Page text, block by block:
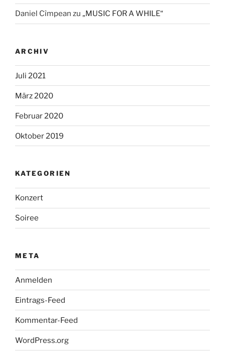
Daniel Cîmpean zu „MUSIC FOR A WHILE“
ARCHIV
Juli 2021
März 2020
Februar 2020
Oktober 2019
KATEGORIEN
Konzert
Soiree
META
Anmelden
Eintrags-Feed
Kommentar-Feed
WordPress.org